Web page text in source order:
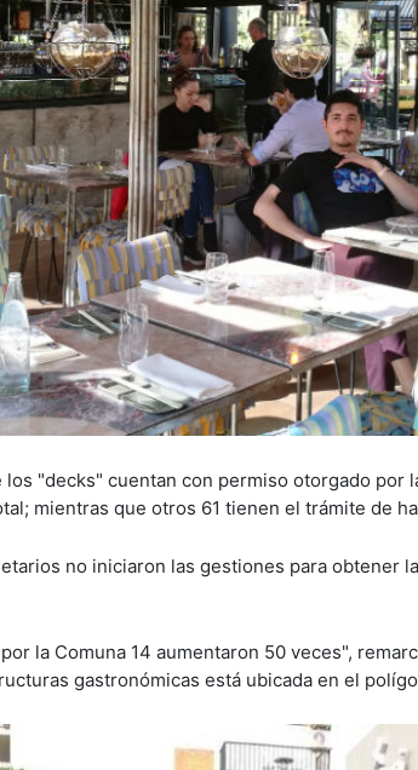
"decks" cuentan con permiso otorgado por
mientras que otros 61 tienen el trámite de
no iniciaron las gestiones para obtener
la Comuna 14 aumentaron 50 veces",
gastronómicas está ubicada en el